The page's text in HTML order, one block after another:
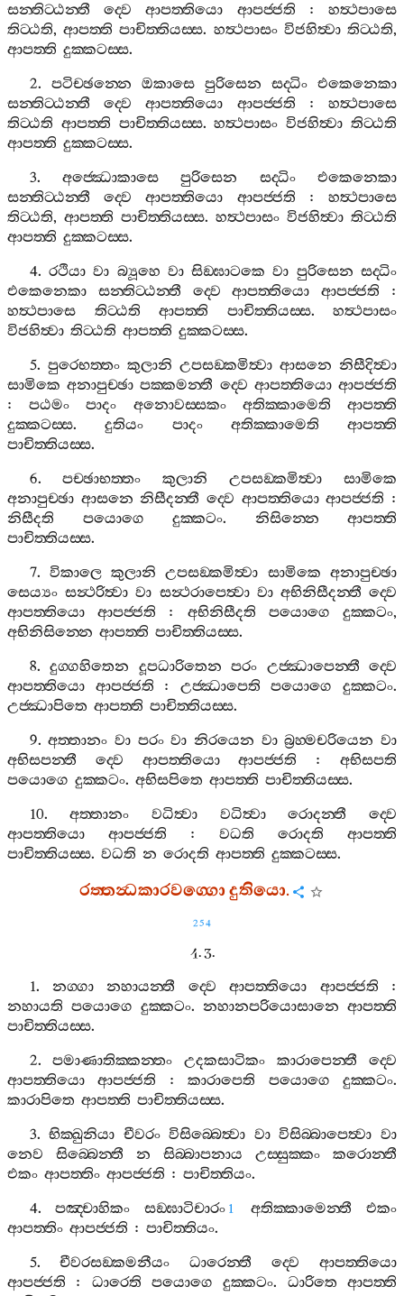
සන‍්තිට‍්ඨන‍්තී
ද‍්වෙ ආපත‍්තියො ආපජ‍්ජති :හත්‍ථපාසෙ
තිට‍්ඨති,ආපත‍්ති පාචිත‍්තියස‍්ස. හත්‍ථපාසං විජහිත්‍වා තිට‍්ඨති,
ආපත‍්ති දුක‍්කටස‍්ස.
2. පටිච‍්ඡන‍්නෙ ඔකාසෙ පුරිසෙන සද‍්ධිං එකෙනෙකා
සන‍්තිට‍්ඨන‍්තී
ද‍්වෙ ආපත‍්තියො ආපජ‍්ජති :හත්‍ථපාසෙ
තිට‍්ඨති ආපත‍්ති පාචිත‍්තියස‍්ස.හත්‍ථපාසං විජහිත්‍වා තිට‍්ඨති
ආපත‍්ති දුක‍්කටස‍්ස.
3. අජ‍්ඣොකාසෙ පුරිසෙන සද‍්ධිං
එකෙනෙකා
සන‍්තිට‍්ඨන‍්තී
ද‍්වෙ ආපත‍්තියො ආපජ‍්ජති :හත්‍ථපාසෙ
තිට‍්ඨති, ආපත‍්ති පාචිත‍්තියස‍්ස. හත්‍ථපාසං විජහිත්‍වා තිට‍්ඨති
ආපත‍්ති දුක‍්කටස‍්ස.
4. රථියා වා බ්‍යූහෙ වා සිඞ‍්ඝාටකෙ වා පුරිසෙන සද‍්ධිං
එකෙනෙකා
සන‍්තිට‍්ඨන‍්තී ද‍්වෙ ආපත‍්තියො ආපජ‍්ජති :
හත්‍ථපාසෙ
තිට‍්ඨති ආපත‍්ති පාචිත‍්තියස‍්ස. හත්‍ථපාසං
විජහිත්‍වා තිට‍්ඨති ආපත‍්ති දුක‍්කටස‍්ස.
5. පුරෙභත‍්තං කුලානි උපසඞ‍්කමිත්‍වා ආසනෙ නිසීදිත්‍වා
සාමිකෙ අනාපුච‍්ඡා පක‍්කමන‍්තී ද‍්වෙ ආපත‍්තියො ආපජ‍්ජති
:පඨමං පාදං අනොවස‍්සකං අතික‍්කාමෙති
ආපත‍්ති
දුක‍්කටස‍්ස.දුතියං පාදං අතික‍්කාමෙති
ආපත‍්ති
පාචිත‍්තියස‍්ස.
6.පච‍්ඡාභත‍්තං කුලානි උපසඞ‍්කමිත්‍වා
සාමිකෙ
අනාපුච‍්ඡා ආසනෙ නිසීදන‍්තී ද‍්වෙ ආපත‍්තියො ආපජ‍්ජති :
නිසීදති
පයොගෙ දුක‍්කටං. නිසින‍්නෙ
ආපත‍්ති
පාචිත‍්තියස‍්ස.
7. විකාලෙ කුලානි උපසඞ‍්කමිත්‍වා සාමිකෙ අනාපුච‍්ඡා
සෙය්‍යං සන්‍ථරිත්‍වා වා සන්‍ථරාපෙත්‍වා වා අභිනිසීදන‍්තී ද‍්වෙ
ආපත‍්තියො
ආපජ‍්ජති : අභිනිසීදති පයොගෙ දුක‍්කටං,
අභිනිසින‍්නෙ ආපත‍්ති පාචිත‍්තියස‍්ස.
8.දුග‍්ගහිතෙන දූපධාරිතෙන පරං උජ‍්ඣාපෙන‍්තී ද‍්වෙ
ආපත‍්තියො
ආපජ‍්ජති : උජ‍්ඣාපෙති පයොගෙ දුක‍්කටං.
උජ‍්ඣාපිතෙ ආපත‍්ති පාචිත‍්තියස‍්ස.
9.අත‍්තානං වා පරං වා නිරයෙන වා බ්‍රහ‍්මචරියෙන වා
අභිසපන‍්තී
ද‍්වෙ ආපත‍්තියො ආපජ‍්ජති :අභිසපති
පයොගෙ දුක‍්කටං. අභිසපිතෙ ආපත‍්ති පාචිත‍්තියස‍්ස.
10.අත‍්තානං වධිත්‍වා වධිත්‍වා රොදන‍්තී
ද‍්වෙ
ආපත‍්තියො
ආපජ‍්ජති : වධති රොදති
ආපත‍්ති
පාචිත‍්තියස‍්ස. වධති න රොදති ආපත‍්ති දුක‍්කටස‍්ස.
රත‍්තන්‍ධකාරවග‍්ගොදුතියො.
254
4. 3.
1.නග‍්ගා නහායන‍්තී ද‍්වෙ ආපත‍්තියො ආපජ‍්ජති :
නහායති පයොගෙ දුක‍්කටං. නහානපරියොසානෙ ආපත‍්ති
පාචිත‍්තියස‍්ස.
2.පමාණාතික‍්කන‍්තං උදකසාටිකං කාරාපෙන‍්තී
ද‍්වෙ
ආපත‍්තියො
ආපජ‍්ජති :කාරාපෙති පයොගෙ දුක‍්කටං.
කාරාපිතෙ ආපත‍්ති පාචිත‍්තියස‍්ස.
3.භික‍්ඛුනියා චීවරං විසිබ‍්බෙත්‍වා වා විසිබ‍්බාපෙත්‍වා වා
නෙව
සිබ‍්බෙන‍්තී න සිබ‍්බාපනාය උස‍්සුක‍්කං
කරොන‍්තී
එකං ආපත‍්තිං ආපජ‍්ජති : පාචිත‍්තියං.
4.පඤ‍්චාහිකං සඞ‍්ඝාටිචාරං 1 අතික‍්කාමෙන‍්තී
එකං
ආපත‍්තිං ආපජ‍්ජති : පාචිත‍්තියං.
5.චීවරසඞ‍්කමනීයං ධාරෙන‍්තී ද‍්වෙ
ආපත‍්තියො
ආපජ‍්ජති : ධාරෙති පයොගෙ දුක‍්කටං. ධාරිතෙ
ආපත‍්ති